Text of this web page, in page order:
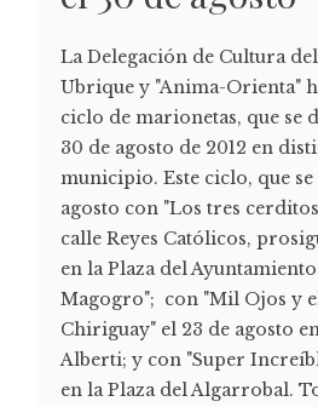
La Delegación de Cultura
Ubrique y "Anima-Orienta"
ciclo de marionetas, que se
30 de agosto de 2012 en
municipio. Este ciclo, que
agosto con "Los tres
calle Reyes Católicos,
en la Plaza del
Magogro"; con "Mil Ojos y
Chiriguay" el 23 de agosto
Alberti; y con "Super
en la Plaza del Algarrobal.